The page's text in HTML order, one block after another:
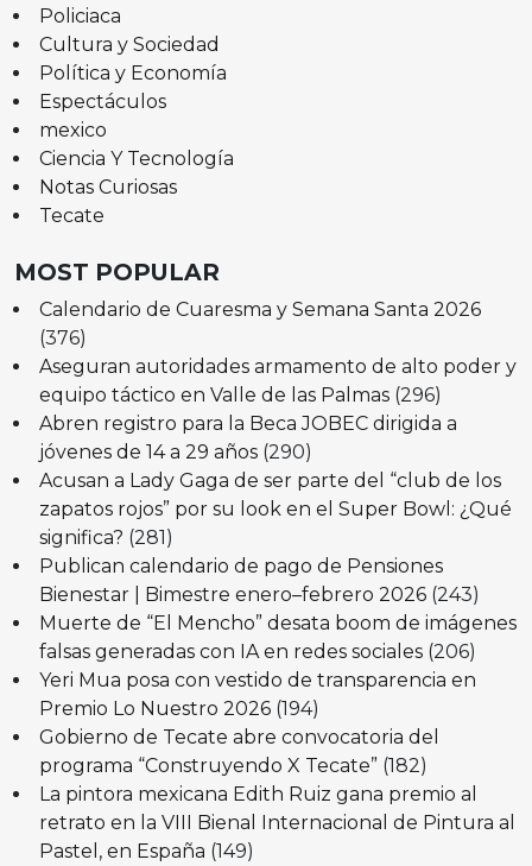
Policiaca
Cultura y Sociedad
Política y Economía
Espectáculos
mexico
Ciencia Y Tecnología
Notas Curiosas
Tecate
MOST POPULAR
Calendario de Cuaresma y Semana Santa 2026
(376)
Aseguran autoridades armamento de alto poder y
equipo táctico en Valle de las Palmas (296)
Abren registro para la Beca JOBEC dirigida a
jóvenes de 14 a 29 años (290)
Acusan a Lady Gaga de ser parte del “club de los
zapatos rojos” por su look en el Super Bowl: ¿Qué
significa? (281)
Publican calendario de pago de Pensiones
Bienestar | Bimestre enero–febrero 2026 (243)
Muerte de “El Mencho” desata boom de imágenes
falsas generadas con IA en redes sociales (206)
Yeri Mua posa con vestido de transparencia en
Premio Lo Nuestro 2026 (194)
Gobierno de Tecate abre convocatoria del
programa “Construyendo X Tecate” (182)
La pintora mexicana Edith Ruiz gana premio al
retrato en la VIII Bienal Internacional de Pintura al
Pastel, en España (149)